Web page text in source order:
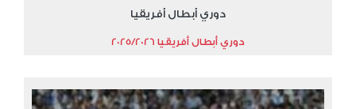
دوري أبطال أفريقيا
دوري أبطال أفريقيا 2025/2026